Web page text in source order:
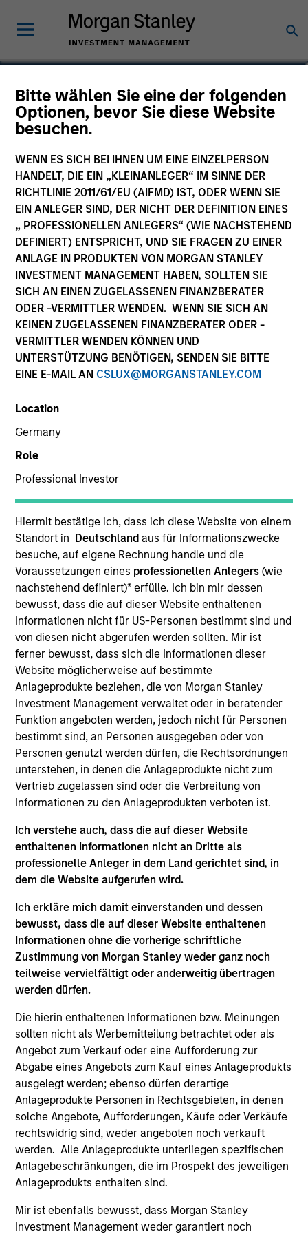
Bitte wählen Sie eine der folgenden
Optionen, bevor Sie diese Website
besuchen.
WENN ES SICH BEI IHNEN UM EINE EINZELPERSON
HANDELT, DIE EIN „KLEINANLEGER“ IM SINNE DER
RICHTLINIE 2011/61/EU (AIFMD) IST, ODER WENN SIE
EIN ANLEGER SIND, DER NICHT DER DEFINITION EINES
„ PROFESSIONELLEN ANLEGERS“ (WIE NACHSTEHEND
DEFINIERT) ENTSPRICHT, UND SIE FRAGEN ZU EINER
ANLAGE IN PRODUKTEN VON MORGAN STANLEY
INVESTMENT MANAGEMENT HABEN, SOLLTEN SIE
SICH AN EINEN ZUGELASSENEN FINANZBERATER
ODER -VERMITTLER WENDEN. WENN SIE SICH AN
KEINEN ZUGELASSENEN FINANZBERATER ODER -
VERMITTLER WENDEN KÖNNEN UND
UNTERSTÜTZUNG BENÖTIGEN, SENDEN SIE BITTE
EINE E-MAIL AN CSLUX@MORGANSTANLEY.COM
Location
Germany
Role
Professional Investor
Hiermit bestätige ich, dass ich diese Website von einem
Standort in Deutschland aus für Informationszwecke
besuche, auf eigene Rechnung handle und die
Voraussetzungen eines professionellen Anlegers(wie
nachstehend definiert)* erfülle. Ich bin mir dessen
bewusst, dass die auf dieser Website enthaltenen
Informationen nicht für US-Personen bestimmt sind und
von diesen nicht abgerufen werden sollten. Mir ist
ferner bewusst, dass sich die Informationen dieser
Website möglicherweise auf bestimmte
Anlageprodukte beziehen, die von Morgan Stanley
Investment Management verwaltet oder in beratender
Funktion angeboten werden, jedoch nicht für Personen
bestimmt sind, an Personen ausgegeben oder von
Personen genutzt werden dürfen, die Rechtsordnungen
unterstehen, in denen die Anlageprodukte nicht zum
Vertrieb zugelassen sind oder die Verbreitung von
Informationen zu den Anlageprodukten verboten ist.
Ich verstehe auch, dass die auf dieser Website
enthaltenen Informationen nicht an Dritte als
professionelle Anleger in dem Land gerichtet sind, in
dem die Website aufgerufen wird.
Ich erkläre mich damit einverstanden und dessen
bewusst, dass die auf dieser Website enthaltenen
Informationen ohne die vorherige schriftliche
Zustimmung von Morgan Stanley weder ganz noch
teilweise vervielfältigt oder anderweitig übertragen
werden dürfen.
Die hierin enthaltenen Informationen bzw. Meinungen
sollten nicht als Werbemitteilung betrachtet oder als
Angebot zum Verkauf oder eine Aufforderung zur
Abgabe eines Angebots zum Kauf eines Anlageprodukts
ausgelegt werden; ebenso dürfen derartige
Anlageprodukte Personen in Rechtsgebieten, in denen
solche Angebote, Aufforderungen, Käufe oder Verkäufe
rechtswidrig sind, weder angeboten noch verkauft
werden. Alle Anlageprodukte unterliegen spezifischen
Anlagebeschränkungen, die im Prospekt des jeweiligen
Anlageprodukts enthalten sind.
Mir ist ebenfalls bewusst, dass Morgan Stanley
Investment Management weder garantiert noch
Isabelle Mast
Executive Director
21 Years
TEAM
International Equity Team
Isabelle is a portfolio manager for the International
Equity team, based in London. She joined Morgan
Stanley in 2021 and has 19 years of investment
experience and is a Chartered Accountant. Prior to
joining the firm, she worked at Fidelity and Citadel.
She read English at Pembroke College, Oxford, holds
a Doctorate in English Literature from Hertford
College, Oxford, a Masters in Medieval Studies from
York and an M.B.A. from Queens’ College,
Cambridge.
Global Franchise Strategy
Concentrated portfolio of 20-40 high quality
global businesses, characterized by hard-
to-replicate intangible assets, high returns
on operating capital employed and strong
free cash flow generation. Designed for
investors who seek capital growth, earnings
resilience and reduced downside
participation.
Global Quality Strategy
Invests in high quality resilient companies
with strong management, high returns on
capital, and strong free-cash-flow
generation.
International Equity Strategy
Seeks to maintain a diversified portfolio of
companies that are primarily domiciled